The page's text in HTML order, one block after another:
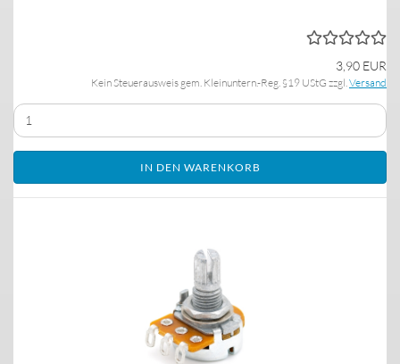
3,90 EUR
Kein Steuerausweis gem. Kleinuntern.-Reg. §19 UStG zzgl. Versand
IN DEN WARENKORB